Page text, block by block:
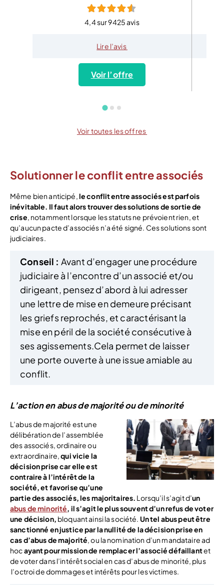
4,4 sur 9425 avis
Lire l’avis
Voir l’offre
Voir toutes les offres
Solutionner le conflit entre associés
Même bien anticipé,le conflit entre associés est parfois
inévitable. Il faut alors trouver des solutions de sortie de
crise, notamment lorsque les statuts ne prévoient rien, et
qu’aucun pacte d’associés n’a été signé. Ces solutions sont
judiciaires.
Conseil : Avant d’engager une procédure
judiciaire à l’encontre d’un associé et/ou
dirigeant, pensez d’abord à lui adresser
une lettre de mise en demeure précisant
les griefs reprochés, et caractérisant la
mise en péril de la société consécutive à
ses agissements.Cela permet de laisser
une porte ouverte à une issue amiable au
conflit.
L’action en abus de majorité ou de minorité
L’abus de majorité est une
délibération de l’assemblée
des associés, ordinaire ou
extraordinaire,qui vicie la
décision prise car elle est
contraire à l’intérêt de la
société, et favorise qu’une
partie des associés, les majoritaires. Lorsqu’il s’agit d’un
abus de minorité, il s’agit le plus souvent d’un refus de voter
une décision, bloquant ainsi la société. Un tel abus peut être
sanctionné en justice par la nullité de la décision prise en
cas d’abus de majorité, ou la nomination d’un mandataire ad
hocayant pour mission de remplacer l’associé défaillantet
de voter dans l’intérêt social en cas d’abus de minorité, plus
l’octroi de dommages et intérêts pour les victimes.